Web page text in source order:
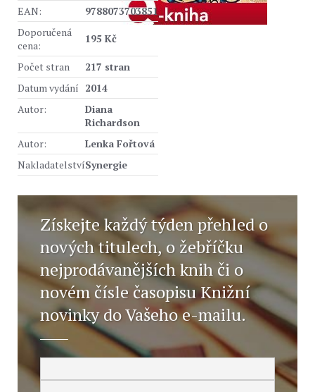
EAN:
9788073703851
Doporučená
cena:
195 Kč
Počet stran
217 stran
Datum vydání 2014
Autor:
Diana
Richardson
Autor:
Lenka Fořtová
NakladatelstvíSynergie
Získejte každý týden přehled o
nových titulech, o žebříčku
nejprodávanějších knih či o
novém čísle časopisu Knižní
novinky do Vašeho e-mailu.